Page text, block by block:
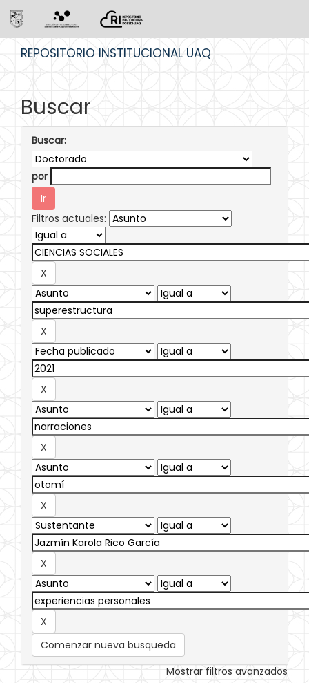
REPOSITORIO INSTITUCIONAL UAQ
Buscar
Buscar:
por
Filtros actuales:
Comenzar nueva busqueda
Mostrar filtros avanzados